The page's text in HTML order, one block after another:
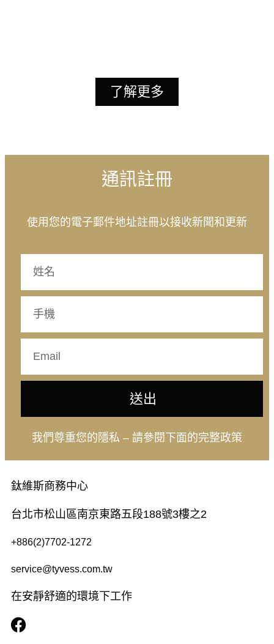
了解更多
通訊註冊
使用您的電子郵件地址註冊以接收新聞和更新
送出
我們尊重您的隱私 – 請參閱下面的完整政策
鈦維斯商務中心
台北市松山區南京東路五段188號3樓之2
+886(2)7702-1272
service@tyvess.com.tw
在安靜舒適的環境下工作